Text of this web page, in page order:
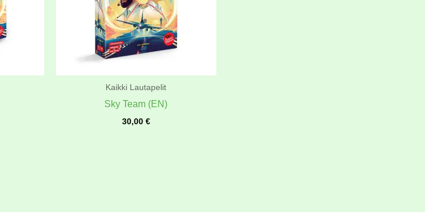
Kaikki Lautapelit
Sky Team (EN)
30,00 €